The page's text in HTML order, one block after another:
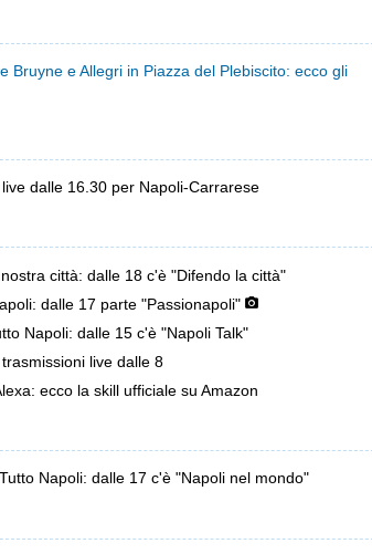
Bruyne e Allegri in Piazza del Plebiscito: ecco gli
dalle 16.30 per Napoli-Carrarese
città: dalle 18 c'è "Difendo la città"
dalle 17 parte "Passionapoli"
Napoli: dalle 15 c'è "Napoli Talk"
live dalle 8
ecco la skill ufficiale su Amazon
Napoli: dalle 17 c'è "Napoli nel mondo"